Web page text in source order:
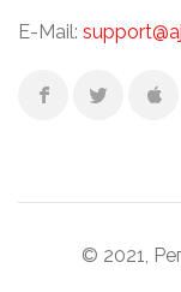
E-Mail:
© 2021,